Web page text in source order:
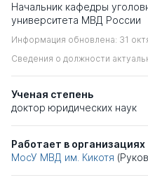
Начальник кафедры
университета МВД России
Информация обновлена: 31
Сведения о должности
Ученая степень
доктор юридических наук
Работает в организациях
МосУ МВД им. Кикотя